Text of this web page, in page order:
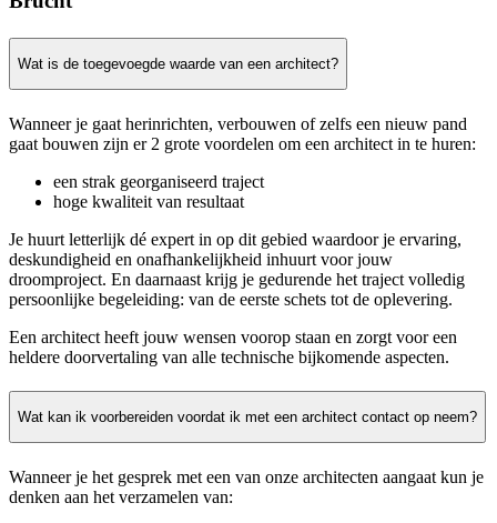
Wat is de toegevoegde waarde van een architect?
Wanneer je gaat herinrichten, verbouwen of zelfs een nieuw pand
gaat bouwen zijn er 2 grote voordelen om een architect in te huren:
een strak georganiseerd traject
hoge kwaliteit van resultaat
Je huurt letterlijk dé expert in op dit gebied waardoor je ervaring,
deskundigheid en onafhankelijkheid inhuurt voor jouw
droomproject. En daarnaast krijg je gedurende het traject volledig
persoonlijke begeleiding: van de eerste schets tot de oplevering.
Een architect heeft jouw wensen voorop staan en zorgt voor een
heldere doorvertaling van alle technische bijkomende aspecten.
Wat kan ik voorbereiden voordat ik met een architect contact op neem?
Wanneer je het gesprek met een van onze architecten aangaat kun je
denken aan het verzamelen van: